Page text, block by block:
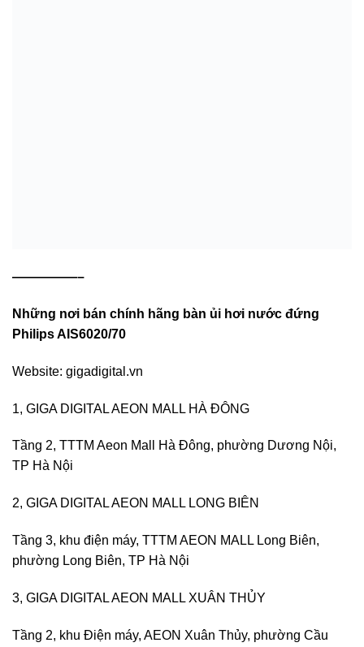
—————–
Những nơi bán chính hãng bàn ủi hơi nước đứng
Philips AIS6020/70
Website: gigadigital.vn
1, GIGA DIGITAL AEON MALL HÀ ĐÔNG
Tầng 2, TTTM Aeon Mall Hà Đông, phường Dương Nội,
TP Hà Nội
2, GIGA DIGITAL AEON MALL LONG BIÊN
Tầng 3, khu điện máy, TTTM AEON MALL Long Biên,
phường Long Biên, TP Hà Nội
3, GIGA DIGITAL AEON MALL XUÂN THỦY
Tầng 2, khu Điện máy, AEON Xuân Thủy, phường Cầu